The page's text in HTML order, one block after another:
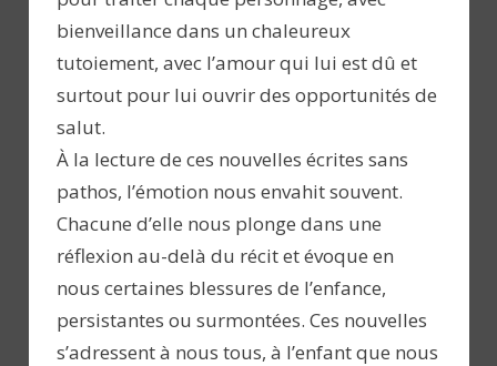
bienveillance dans un chaleureux
tutoiement, avec l’amour qui lui est dû et
surtout pour lui ouvrir des opportunités de
salut.
À la lecture de ces nouvelles écrites sans
pathos, l’émotion nous envahit souvent.
Chacune d’elle nous plonge dans une
réflexion au-delà du récit et évoque en
nous certaines blessures de l’enfance,
persistantes ou surmontées. Ces nouvelles
s’adressent à nous tous, à l’enfant que nous